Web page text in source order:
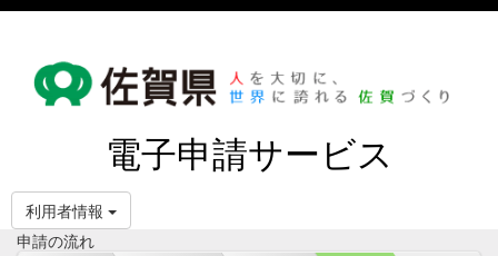
電子申請サービス
利用者情報
申請の流れ